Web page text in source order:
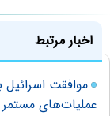
اخبار مرتبط
موافقت اسرائیل
عملیات‌های مستمر